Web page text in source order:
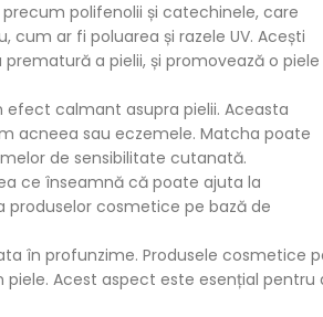
polifenolii și catechinele, care
ar fi poluarea și razele UV. Acești
a pielii, și promovează o piele
calmant asupra pielii. Aceasta
acneea sau eczemele. Matcha poate
de sensibilitate cutanată.
ce înseamnă că poate ajuta la
produselor cosmetice pe bază de
în profunzime. Produsele cosmetice
Acest aspect este esențial pentru